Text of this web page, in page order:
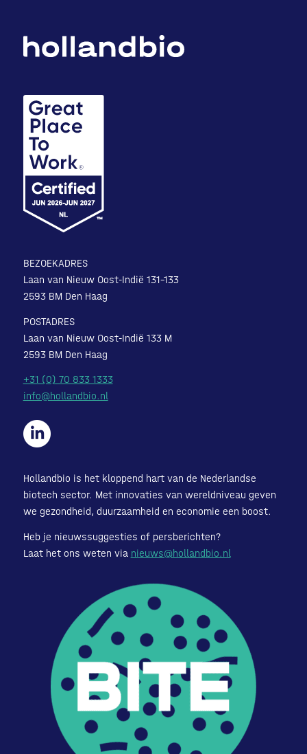
BEZOEKADRES
Laan van Nieuw Oost-Indië 131-133
2593 BM Den Haag
POSTADRES
Laan van Nieuw Oost-Indië 133 M
2593 BM Den Haag
+31 (0) 70 833 1333
info@hollandbio.nl
Hollandbio is het kloppend hart van de Nederlandse
biotech sector. Met innovaties van wereldniveau geven
we gezondheid, duurzaamheid en economie een boost.
Heb je nieuwssuggesties of persberichten?
Laat het ons weten via nieuws@hollandbio.nl